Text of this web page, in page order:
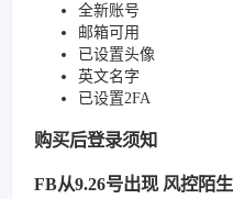
全新账号
邮箱可用
已设置头像
英文名字
已设置2FA
购买后登录须知
FB从9.26号出现 风控陌